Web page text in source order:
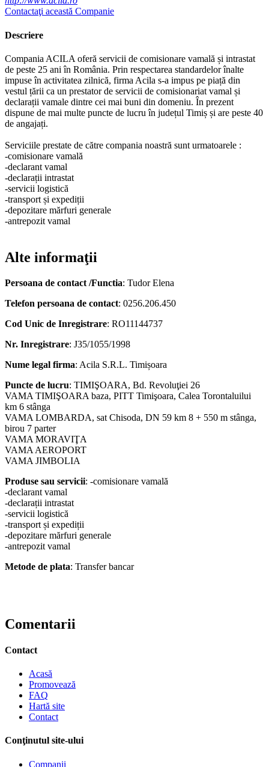
Contactaţi această Companie
Descriere
Compania ACILA oferă servicii de comisionare vamală și intrastat
de peste 25 ani în România. Prin respectarea standardelor înalte
impuse în activitatea zilnică, firma Acila s-a impus pe piață din
vestul țării ca un prestator de servicii de comisionariat vamal și
declarații vamale dintre cei mai buni din domeniu. În prezent
dispune de mai multe puncte de lucru în județul Timiș și are peste 40
de angajați.
Serviciile prestate de către compania noastră sunt urmatoarele :
-comisionare vamală
-declarant vamal
-declarații intrastat
-servicii logistică
-transport și expediții
-depozitare mărfuri generale
-antrepozit vamal
Alte informaţii
Persoana de contact /Functia: Tudor Elena
Telefon persoana de contact: 0256.206.450
Cod Unic de Inregistrare: RO11144737
Nr. Inregistrare: J35/1055/1998
Nume legal firma: Acila S.R.L. Timișoara
Puncte de lucru: TIMIŞOARA, Bd. Revoluţiei 26
VAMA TIMIŞOARA baza, PITT Timişoara, Calea Torontaluilui
km 6 stânga
VAMA LOMBARDA, sat Chisoda, DN 59 km 8 + 550 m stânga,
birou 7 parter
VAMA MORAVIŢA
VAMA AEROPORT
VAMA JIMBOLIA
Produse sau servicii: -comisionare vamală
-declarant vamal
-declarații intrastat
-servicii logistică
-transport și expediții
-depozitare mărfuri generale
-antrepozit vamal
Metode de plata: Transfer bancar
Comentarii
Contact
Acasă
Promovează
FAQ
Hartă site
Contact
Conţinutul site-ului
Companii